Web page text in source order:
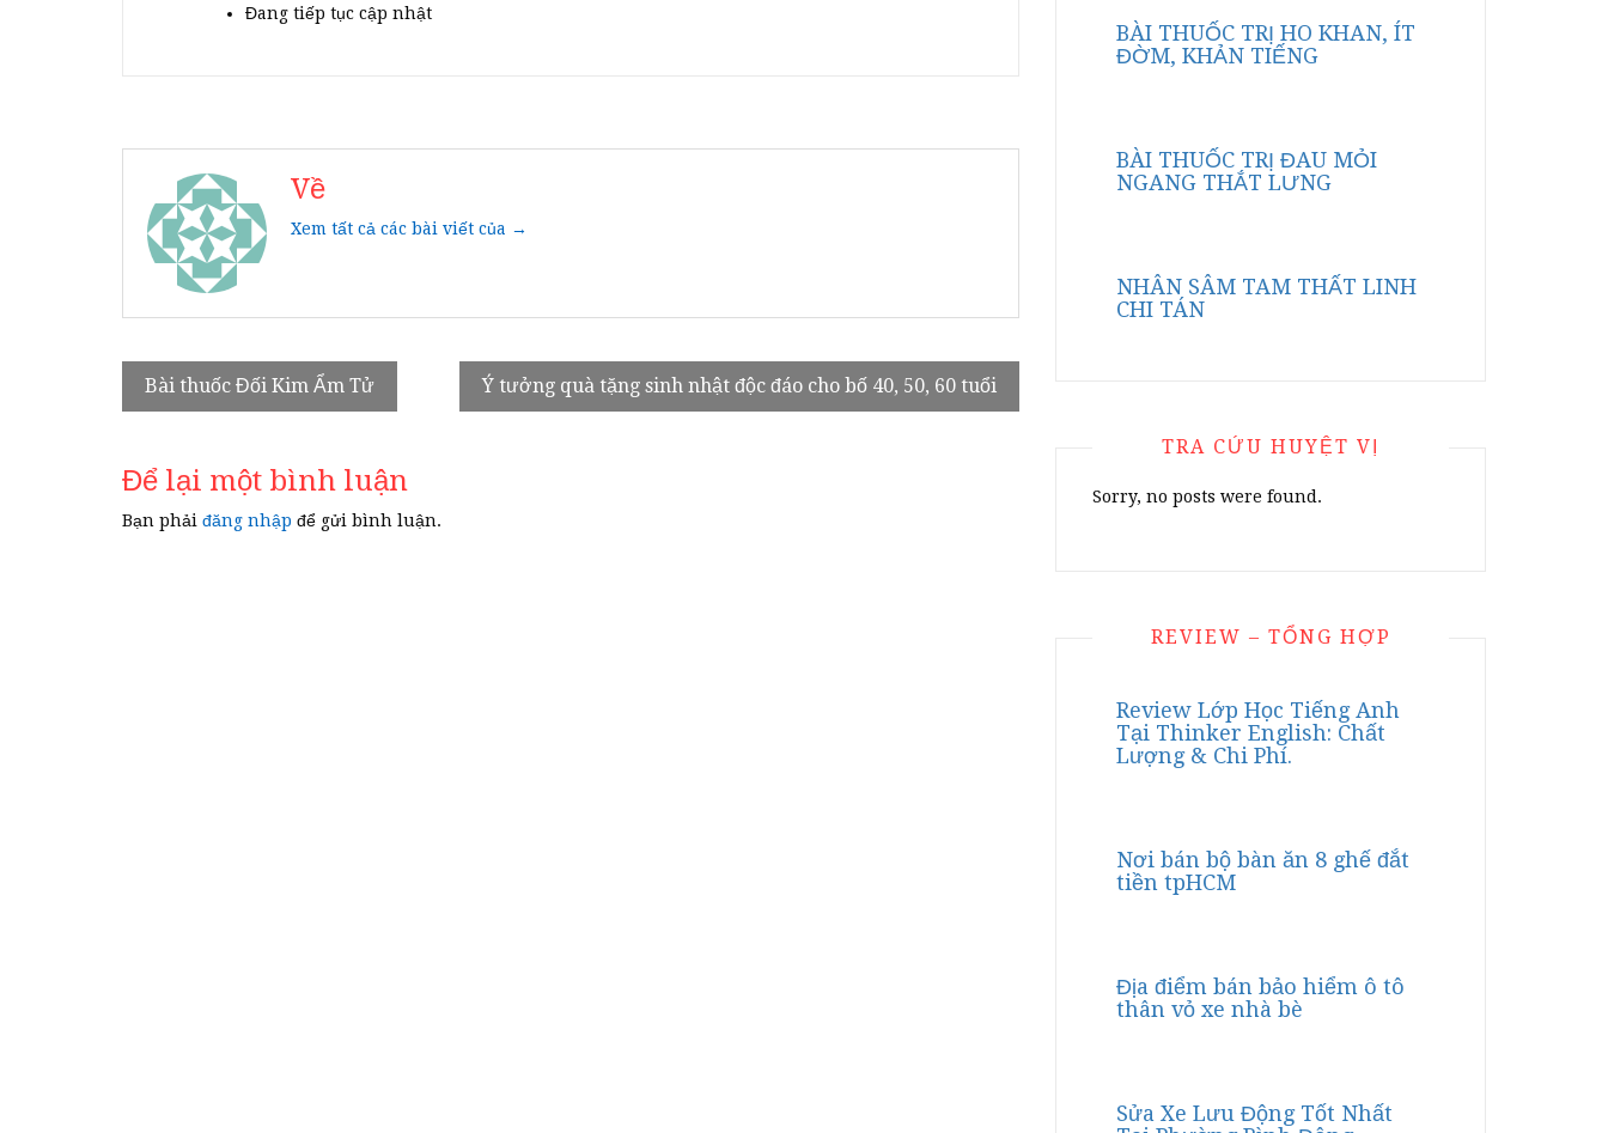
Đang tiếp tục cập nhật
Về
Xem tất cả các bài viết của →
Điều
hướng
bài
viết
Bài thuốc Đối Kim Ẩm Tử Ý tưởng quà tặng sinh nhật độc đáo cho bố 40, 50, 60 tuổi
Để lại một bình luận
Bạn phải đăng nhập để gửi bình luận.
BÀI THUỐC TRỊ HO KHAN, ÍT
ĐỜM, KHẢN TIẾNG
BÀI THUỐC TRỊ ĐAU MỎI
NGANG THẮT LƯNG
NHÂN SÂM TAM THẤT LINH
CHI TÁN
TRA CỨU HUYỆT VỊ
Sorry, no posts were found.
REVIEW – TỔNG HỢP
Review Lớp Học Tiếng Anh
Tại Thinker English: Chất
Lượng & Chi Phí.
Nơi bán bộ bàn ăn 8 ghế đắt
tiền tpHCM
Địa điểm bán bảo hiểm ô tô
thân vỏ xe nhà bè
Sửa Xe Lưu Động Tốt Nhất